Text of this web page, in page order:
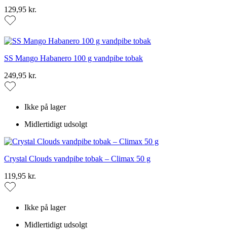
129,95 kr.
SS Mango Habanero 100 g vandpibe tobak
249,95 kr.
Ikke på lager
Midlertidigt udsolgt
Crystal Clouds vandpibe tobak – Climax 50 g
119,95 kr.
Ikke på lager
Midlertidigt udsolgt